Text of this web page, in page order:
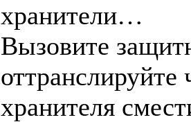
хранители…
Вызовите
оттранслируйте
хранителя